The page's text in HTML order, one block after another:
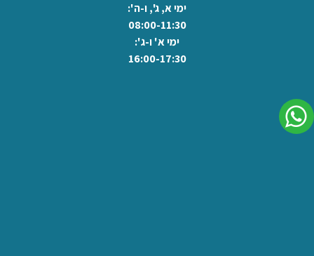
ימי א, ג', ו-ה':
08:00-11:30
ימי א' ו-ג':
16:00-17:30